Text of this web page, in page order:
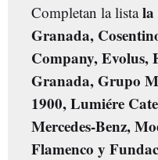
Completan la listala
Granada,
Company, Evolus,
Granada, Grupo
1900, Lumiére
Mercedes-Benz,
Flamenco y